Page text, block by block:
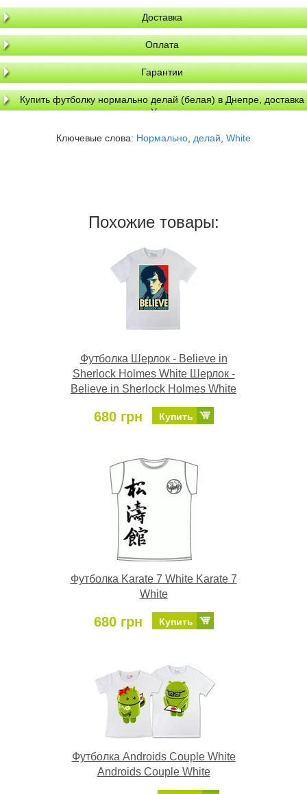
Доставка
Оплата
Гарантии
Купить футболку нормально делай (белая) в Днепре, доставка
по Украине
Ключевые слова: Нормально, делай, White
Похожие товары:
Футболка Шерлок - Believe in
Sherlock Holmes White Шерлок -
Believe in Sherlock Holmes White
680 грн Купить
Футболка Karate 7 White Karate 7
White
680 грн Купить
Футболка Androids Couple White
Androids Couple White